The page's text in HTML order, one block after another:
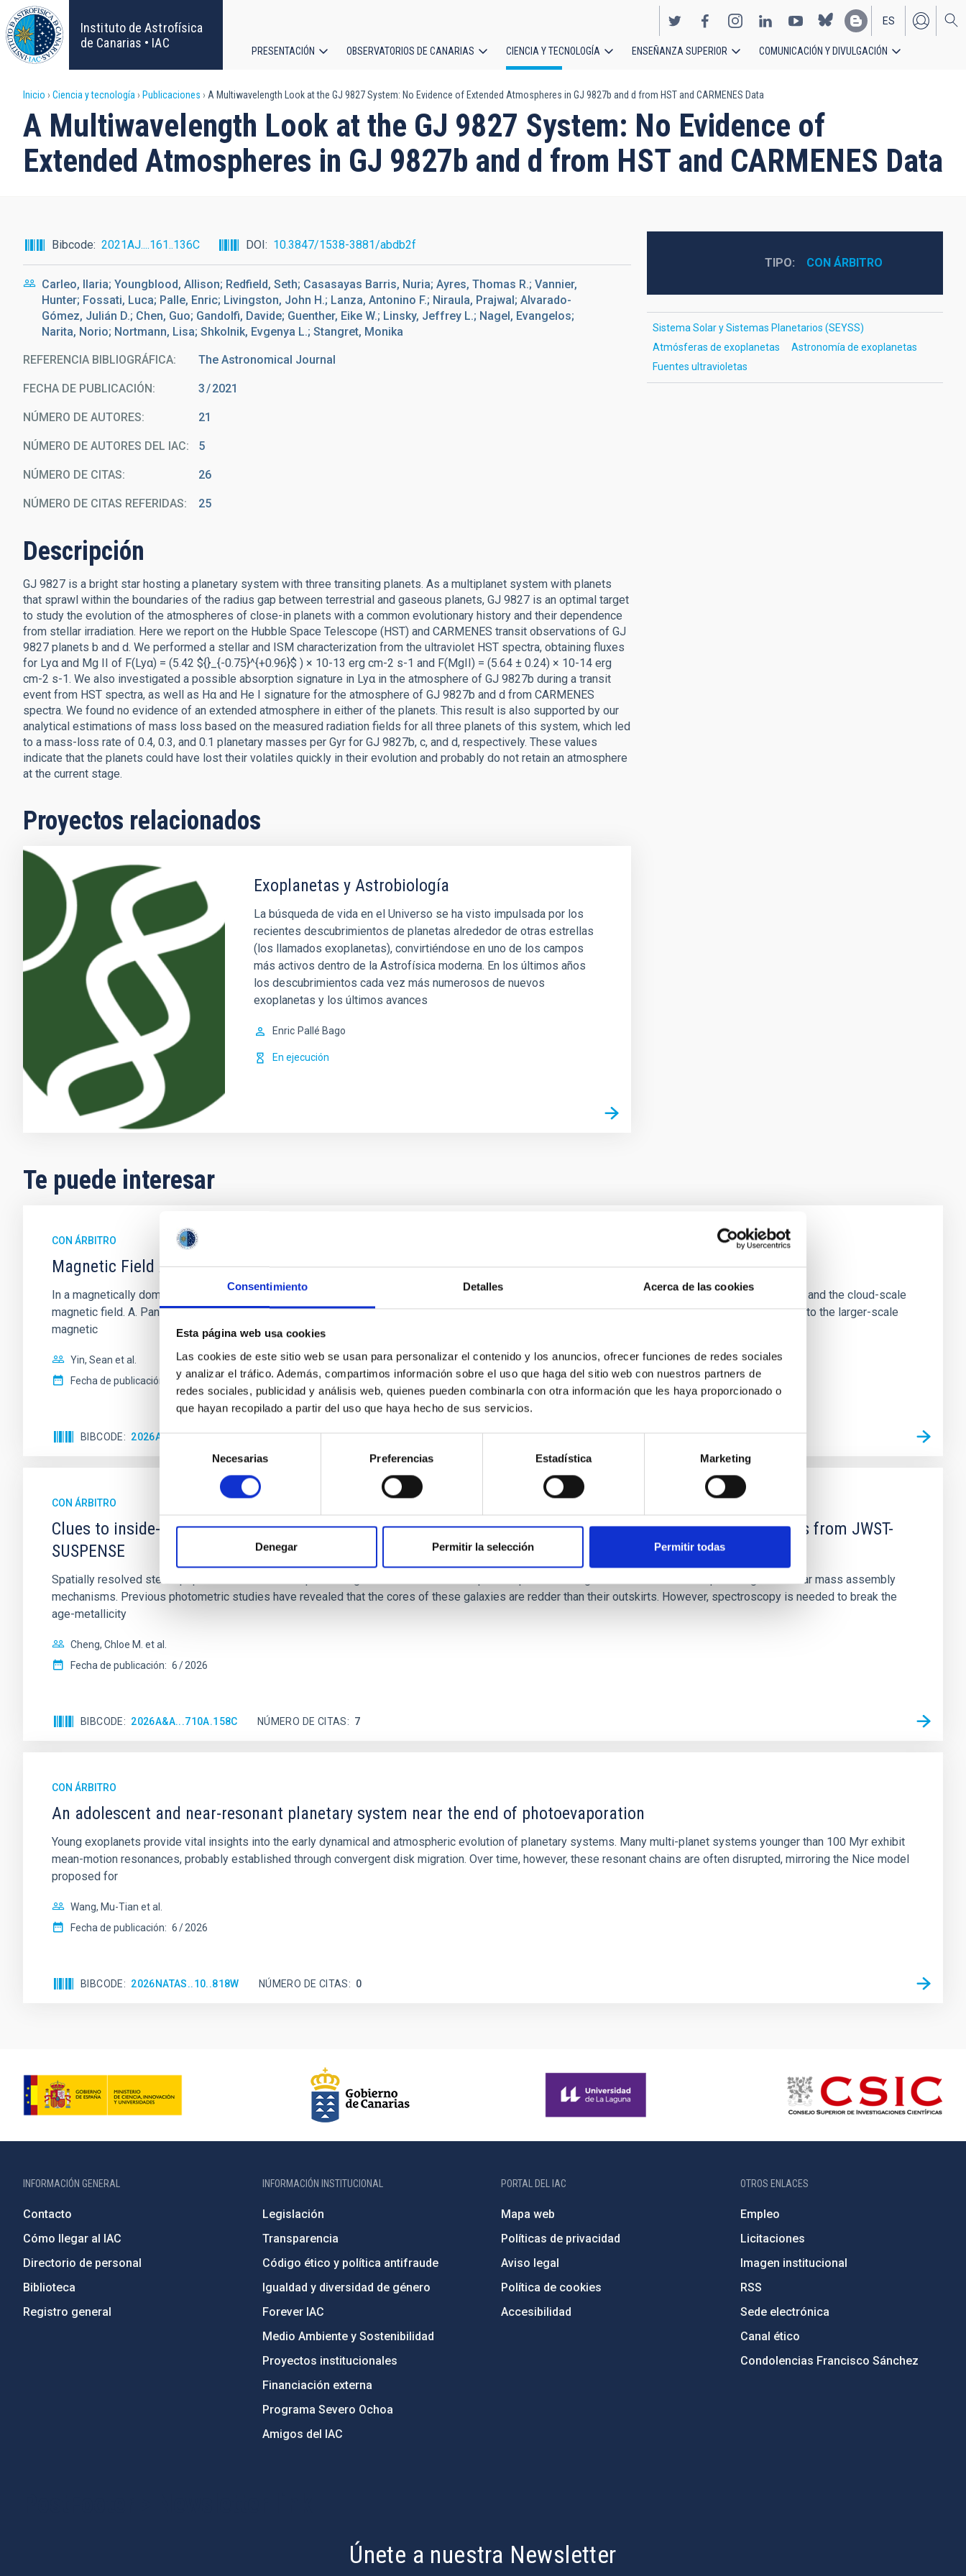
Consentimiento Detalles Acerca de las cookies
Esta página web usa cookies
Las cookies de este sitio web se usan para personalizar el contenido y los anuncios, ofrecer funciones de redes sociales
y analizar el tráfico. Además, compartimos información sobre el uso que haga del sitio web con nuestros partners de
redes sociales, publicidad y análisis web, quienes pueden combinarla con otra información que les haya proporcionado o
que hayan recopilado a partir del uso que haya hecho de sus servicios.
Selección
consentimiento
Necesarias Preferencias Estadística Marketing
Denegar Permitir la selección Permitir todas
Pasar
al
contenido
principal
Instituto de Astrofísica
de Canarias • IAC
EN
ES
principal
PRESENTACIÓN OBSERVATORIOS DE CANARIAS CIENCIA Y TECNOLOGÍA ENSEÑANZA SUPERIOR COMUNICACIÓN Y DIVULGACIÓN
Sobrescribir
enlaces
de
a
la
navegación
Inicio Ciencia y tecnología Publicaciones A Multiwavelength Look at the GJ 9827 System: No Evidence of Extended Atmospheres in GJ 9827b and d from HST and CARMENES Data
A Multiwavelength Look at the GJ 9827 System: No Evidence of
Extended Atmospheres in GJ 9827b and d from HST and CARMENES Data
Bibcode 2021AJ....161..136C DOI 10.3847/1538-3881/abdb2f
Carleo, Ilaria; Youngblood, Allison; Redfield, Seth; Casasayas Barris, Nuria; Ayres, Thomas R.; Vannier,
Hunter; Fossati, Luca; Palle, Enric; Livingston, John H.; Lanza, Antonino F.; Niraula, Prajwal; Alvarado-
Gómez, Julián D.; Chen, Guo; Gandolfi, Davide; Guenther, Eike W.; Linsky, Jeffrey L.; Nagel, Evangelos;
Narita, Norio; Nortmann, Lisa; Shkolnik, Evgenya L.; Stangret, Monika
REFERENCIA BIBLIOGRÁFICA The Astronomical Journal
FECHA DE PUBLICACIÓN: 3 2021
NÚMERO DE AUTORES 21
NÚMERO DE AUTORES DEL IAC 5
NÚMERO DE CITAS 26
NÚMERO DE CITAS REFERIDAS 25
Descripción
GJ 9827 is a bright star hosting a planetary system with three transiting planets. As a multiplanet system with planets
that sprawl within the boundaries of the radius gap between terrestrial and gaseous planets, GJ 9827 is an optimal target
to study the evolution of the atmospheres of close-in planets with a common evolutionary history and their dependence
from stellar irradiation. Here we report on the Hubble Space Telescope (HST) and CARMENES transit observations of GJ
9827 planets b and d. We performed a stellar and ISM characterization from the ultraviolet HST spectra, obtaining fluxes
for Lyα and Mg II of F(Lyα) = (5.42 ${}_{-0.75}^{+0.96}$ ) × 10-13 erg cm-2 s-1 and F(MgII) = (5.64 ± 0.24) × 10-14 erg
cm-2 s-1. We also investigated a possible absorption signature in Lyα in the atmosphere of GJ 9827b during a transit
event from HST spectra, as well as Hα and He I signature for the atmosphere of GJ 9827b and d from CARMENES
spectra. We found no evidence of an extended atmosphere in either of the planets. This result is also supported by our
analytical estimations of mass loss based on the measured radiation fields for all three planets of this system, which led
to a mass-loss rate of 0.4, 0.3, and 0.1 planetary masses per Gyr for GJ 9827b, c, and d, respectively. These values
indicate that the planets could have lost their volatiles quickly in their evolution and probably do not retain an atmosphere
at the current stage.
Proyectos relacionados
Exoplanetas y Astrobiología
La búsqueda de vida en el Universo se ha visto impulsada por los
recientes descubrimientos de planetas alrededor de otras estrellas
(los llamados exoplanetas), convirtiéndose en uno de los campos
más activos dentro de la Astrofísica moderna. En los últimos años
los descubrimientos cada vez más numerosos de nuevos
exoplanetas y los últimos avances
Enric Pallé Bago
En ejecución
TIPO CON ÁRBITRO
Sistema Solar y Sistemas Planetarios (SEYSS)
Atmósferas de exoplanetas
Astronomía de exoplanetas
Fuentes ultravioletas
Te puede interesar
CON ÁRBITRO
Magnetic Field Alignment with Dense Cores in the Transition between Cloud and Core Scales
In a magnetically dominated model of star formation, we expect to see alignments between the magnetic field orientation of star-forming dense cores and the cloud-scale
magnetic field. A. Pandhi et al. showed instead, however, that the orientation of cores and their angular momentum vectors appear random with respect to the larger-scale
magnetic
Yin, Sean et al.
Fecha de publicación:
5 2026
BIBCODE 2026APJ..1003...83Y NÚMERO DE CITAS 0
CON ÁRBITRO
Clues to inside-out quenching in quiescent galaxies at 1.2 ≲ z ≲ 2.2: Age, Fe-, and Mg-abundance gradients from JWST-
SUSPENSE
Spatially resolved stellar populations of massive quiescent galaxies at cosmic noon provide powerful insights into star-formation quenching and stellar mass assembly
mechanisms. Previous photometric studies have revealed that the cores of these galaxies are redder than their outskirts. However, spectroscopy is needed to break the
age-metallicity
Cheng, Chloe M. et al.
Fecha de publicación: 6 2026
BIBCODE 2026A&A...710A.158C NÚMERO DE CITAS 7
CON ÁRBITRO
An adolescent and near-resonant planetary system near the end of photoevaporation
Young exoplanets provide vital insights into the early dynamical and atmospheric evolution of planetary systems. Many multi-planet systems younger than 100 Myr exhibit
mean-motion resonances, probably established through convergent disk migration. Over time, however, these resonant chains are often disrupted, mirroring the Nice model
proposed for
Wang, Mu-Tian et al.
Fecha de publicación: 6 2026
BIBCODE 2026NATAS..10..818W NÚMERO DE CITAS 0
INFORMACIÓN GENERAL
Contacto
Cómo llegar al IAC
Directorio de personal
Biblioteca
Registro general
INFORMACIÓN INSTITUCIONAL
Legislación
Transparencia
Código ético y política antifraude
Igualdad y diversidad de género
Forever IAC
Medio Ambiente y Sostenibilidad
Proyectos institucionales
Financiación externa
Programa Severo Ochoa
Amigos del IAC
PORTAL DEL IAC
Mapa web
Políticas de privacidad
Aviso legal
Política de cookies
Accesibilidad
OTROS ENLACES
Empleo
Licitaciones
Imagen institucional
RSS
Sede electrónica
Canal ético
Condolencias Francisco Sánchez
Únete a nuestra Newsletter